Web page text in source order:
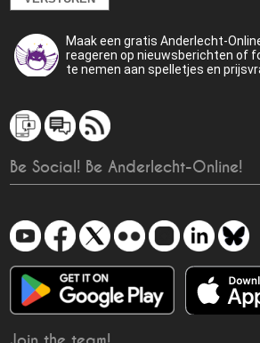
Maak een gratis Anderlecht-
reageren op nieuwsberichten of
te nemen aan spelletjes en
Be Social! Be Anderlecht-Online!